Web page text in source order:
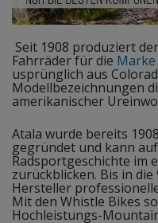
Seit 1908 produziert
Fahrräder für die Marke
usprünglich aus
Modellbezeichnungen
amerikanischer
Atala wurde bereits
gegründet und kann
Radsportgeschichte im
zurückblicken. Bis in
Hersteller
Mit den Whistle Bikes
Hochleistungs-